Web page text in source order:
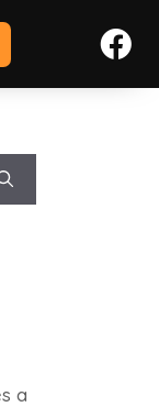
a